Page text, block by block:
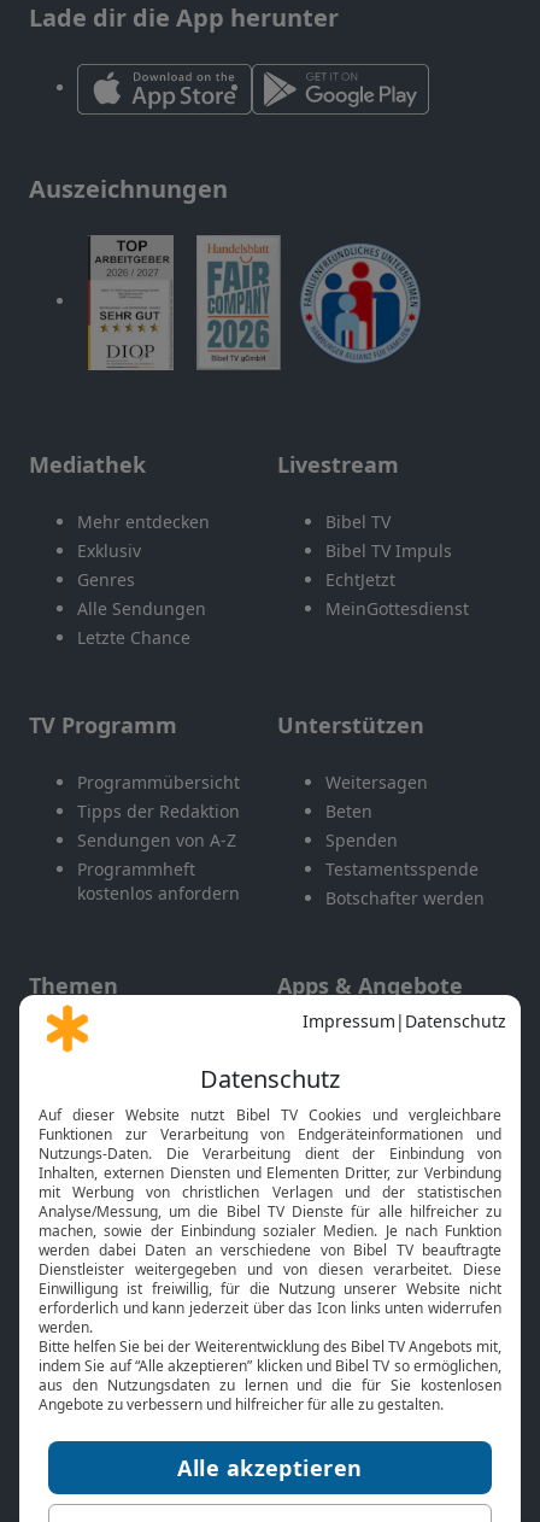
Lade dir die App herunter
Auszeichnungen
Mediathek
Mehr entdecken
Exklusiv
Genres
Alle Sendungen
Letzte Chance
Livestream
Bibel TV
Bibel TV Impuls
EchtJetzt
MeinGottesdienst
TV Programm
Programmübersicht
Tipps der Redaktion
Sendungen von A-Z
Programmheft
kostenlos anfordern
Unterstützen
Weitersagen
Beten
Spenden
Testamentsspende
Botschafter werden
Themen
Gott und Bibel erklärt
Neuigkeiten
Apps & Angebote
Mobile App
Smart TV
HbbTV
Bibelthek Online-Bibel
Nächster Gottesdienst
Bibel TV
Über uns
Jobs
Mediadaten
Service
Kontakt
TV-Empfang